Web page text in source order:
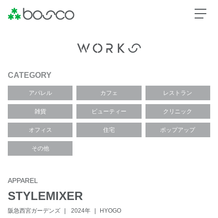
CATEGORY
アパレル カフェ レストラン
雑貨 ビューティー クリニック
オフィス 住宅 ポップアップ
その他
APPAREL
STYLEMIXER
阪急西宮ガーデンズ 2024年 HYOGO